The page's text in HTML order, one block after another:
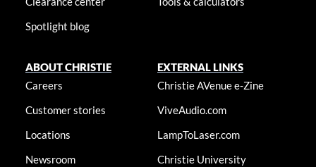
Spotlight blog
ABOUT CHRISTIE
Careers
Customer stories
Locations
Newsroom
EXTERNAL LINKS
Christie AVenue e-Zine
ViveAudio.com
LampToLaser.com
Christie University